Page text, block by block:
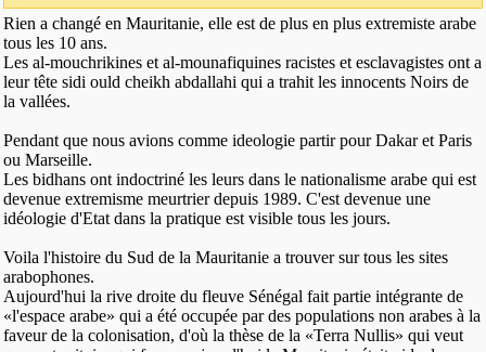
Rien a changé en Mauritanie, elle est de plus en plus extremiste arabe
tous les 10 ans.
Les al-mouchrikines et al-mounafiquines racistes et esclavagistes ont a
leur tête sidi ould cheikh abdallahi qui a trahit les innocents Noirs de
la vallées.
Pendant que nous avions comme ideologie partir pour Dakar et Paris
ou Marseille.
Les bidhans ont indoctriné les leurs dans le nationalisme arabe qui est
devenue extremisme meurtrier depuis 1989. C'est devenue une
idéologie d'Etat dans la pratique est visible tous les jours.
Voila l'histoire du Sud de la Mauritanie a trouver sur tous les sites
arabophones.
Aujourd'hui la rive droite du fleuve Sénégal fait partie intégrante de
«l'espace arabe» qui a été occupée par des populations non arabes à la
faveur de la colonisation, d'où la thèse de la «Terra Nullis» qui veut